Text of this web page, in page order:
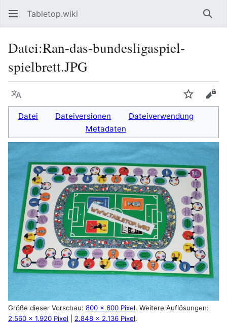
Tabletop.wiki
Datei:Ran-das-bundesligaspiel-
spielbrett.JPG
Sprache
Datei Dateiversionen
Dateiverwendung
Metadaten
Größe dieser Vorschau: 800 × 600 Pixel. Weitere Auflösungen:
2.560 × 1.920 Pixel
2.848 × 2.136 Pixel.